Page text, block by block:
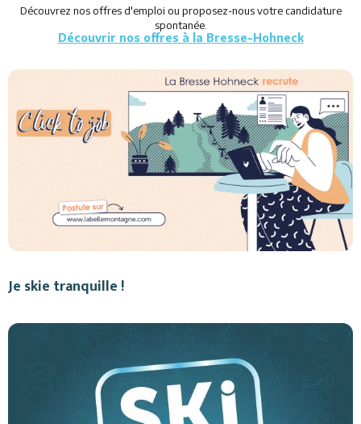
Découvrez nos offres d'emploi ou proposez-nous votre candidature
spontanée.
Découvrir nos offres à la Bresse-Hohneck
Je skie tranquille !